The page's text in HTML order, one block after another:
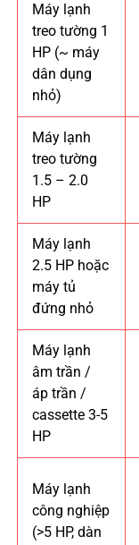
Máy lạnh
treo tường 1
HP (~ máy
dân dụng
nhỏ)
Máy lạnh
treo tường
1.5 – 2.0
HP
Máy lạnh
2.5 HP hoặc
máy tủ
đứng nhỏ
Máy lạnh
âm trần /
áp trần /
cassette 3-5
HP
Máy lạnh
công nghiệp
(>5 HP, dàn